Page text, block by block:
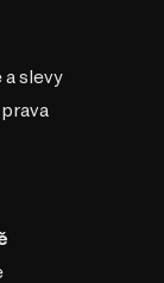
tak
a slevy